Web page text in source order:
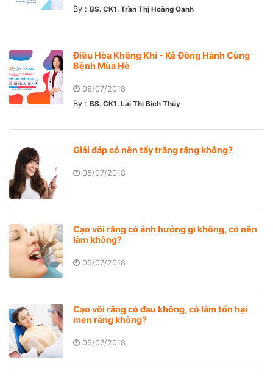
By : BS. CK1. Trần Thị Hoàng Oanh
Điều Hòa Không Khí - Kẻ Đồng Hành Cùng
Bệnh Mùa Hè
09/07/2018
By : BS. CK1. Lại Thị Bích Thủy
Giải đáp có nên tẩy trắng răng không?
05/07/2018
Cạo vôi răng có ảnh hưởng gì không, có nên
làm không?
05/07/2018
Cạo vôi răng có đau không, có làm tổn hại
men răng không?
05/07/2018